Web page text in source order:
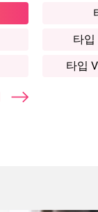
타입
타입